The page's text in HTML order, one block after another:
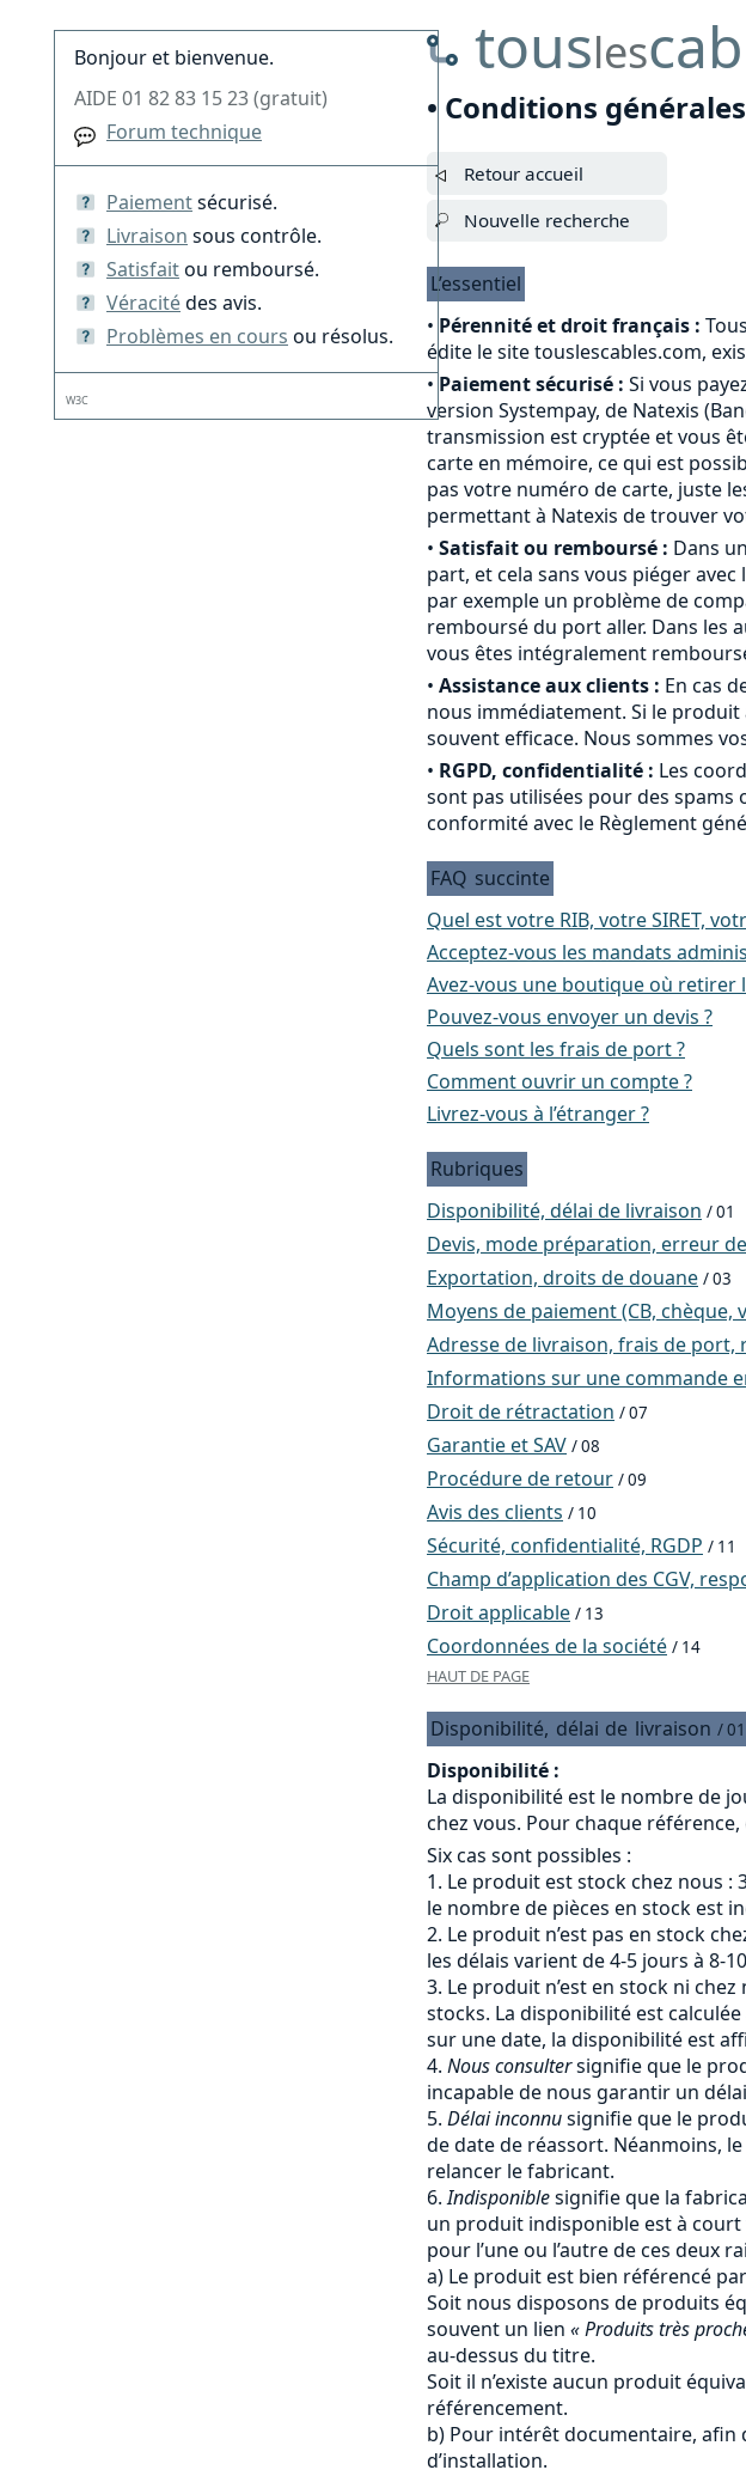
tousles
• Conditions
Retour accueil
Nouvelle recherche
L’essentiel
• Pérennité et droit français :
édite le site touslescables.com,
• Paiement sécurisé : Si vous
version Systempay, de Natexis
transmission est cryptée et vous
carte en mémoire, ce qui est
pas votre numéro de carte, juste
permettant à Natexis de trouver
• Satisfait ou remboursé : Dans
part, et cela sans vous piéger
par exemple un problème de
remboursé du port aller. Dans les
vous êtes intégralement
• Assistance aux clients : En cas
nous immédiatement. Si le produit
souvent efficace. Nous sommes
• RGPD, confidentialité : Les
sont pas utilisées pour des spams
conformité avec le Règlement
FAQ succinte
Quel est votre RIB, votre SIRET,
Acceptez-vous les mandats
Avez-vous une boutique où retirer
Pouvez-vous envoyer un devis ?
Quels sont les frais de port ?
Comment ouvrir un compte ?
Livrez-vous à l’étranger ?
Rubriques
Disponibilité, délai de livraison / 01
Devis, mode préparation, erreur
Exportation, droits de douane / 03
Moyens de paiement (CB,
Adresse de livraison, frais de port,
Informations sur une commande
Droit de rétractation / 07
Garantie et SAV / 08
Procédure de retour / 09
Avis des clients / 10
Sécurité, confidentialité, RGDP / 11
Champ d’application des CGV,
Droit applicable / 13
Coordonnées de la société / 14
HAUT DE PAGE
Disponibilité, délai de livraison / 01
Disponibilité :
La disponibilité est le nombre de
chez vous. Pour chaque
Six cas sont possibles :
Le produit est stock chez nous :
le nombre de pièces en stock est
Le produit n’est pas en stock
les délais varient de 4-5 jours à 8-
Le produit n’est en stock ni
stocks. La disponibilité est
sur une date, la disponibilité est
Nous consultersignifie que le
incapable de nous garantir un
Délai inconnusignifie que le
de date de réassort. Néanmoins,
relancer le fabricant.
Indisponiblesignifie que la
un produit indisponible est à
pour l’une ou l’autre de ces deux
a) Le produit est bien référencé
Soit nous disposons de produits
souvent un lien « Produits très
au-dessus du titre.
Soit il n’existe aucun produit
référencement.
b) Pour intérêt documentaire, afin
d’installation.
Bonjour et bienvenue.
AIDE 01 82 83 15 23 (gratuit)
Forum technique
Paiementsécurisé.
Livraison sous contrôle.
Satisfaitou remboursé.
Véracitédes avis.
Problèmes en cours ou résolus.
W3C